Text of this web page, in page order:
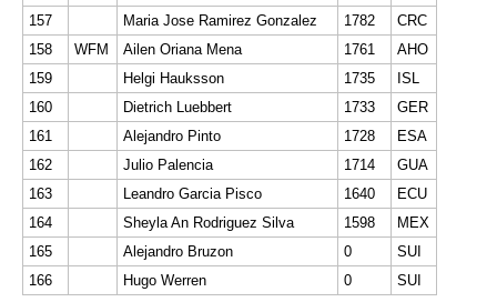
157
Maria Jose Ramirez Gonzalez 1782
CRC
158
WFM Ailen Oriana Mena 1761
AHO
159
Helgi Hauksson 1735
ISL
160
Dietrich Luebbert 1733
GER
161
Alejandro Pinto 1728
ESA
162
Julio Palencia 1714
GUA
163
Leandro Garcia Pisco 1640
ECU
164
Sheyla An Rodriguez Silva 1598
MEX
165
Alejandro Bruzon 0
SUI
166
Hugo Werren 0 SUI